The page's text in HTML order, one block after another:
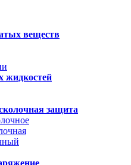
веществ
жидкостей
защита